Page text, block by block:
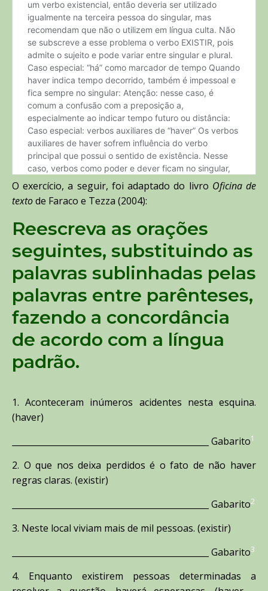
O exercício, a seguir, foi adaptado do livro Oficina de
textode Faraco e Tezza (2004):
Reescreva as orações
seguintes, substituindo as
palavras sublinhadas pelas
palavras entre parênteses,
fazendo a concordância
de acordo com a língua
padrão.
1. Aconteceram inúmeros acidentes nesta esquina.
(haver)
_______________________________________________ Gabarito1
2. O que nos deixa perdidos é o fato de não haver
regras claras. (existir)
_______________________________________________ Gabarito2
3. Neste local viviam mais de mil pessoas. (existir)
_______________________________________________ Gabarito3
4. Enquanto existirem pessoas determinadas a